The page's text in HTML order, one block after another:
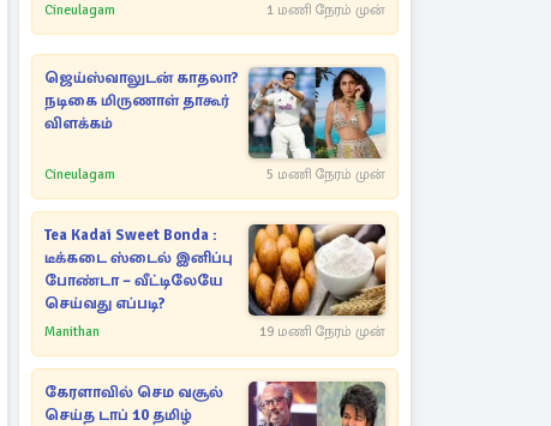
Cineulagam 1 மணி நேரம் முன்
ஜெய்ஸ்வாலுடன் காதலா?
நடிகை மிருணாள் தாகூர்
விளக்கம்
Cineulagam 5 மணி நேரம் முன்
Tea Kadai Sweet Bonda :
டீக்கடை ஸ்டைல் இனிப்பு
போண்டா – வீட்டிலேயே
செய்வது எப்படி?
Manithan 19 மணி நேரம் முன்
கேரளாவில் செம வசூல்
செய்த டாப் 10 தமிழ்